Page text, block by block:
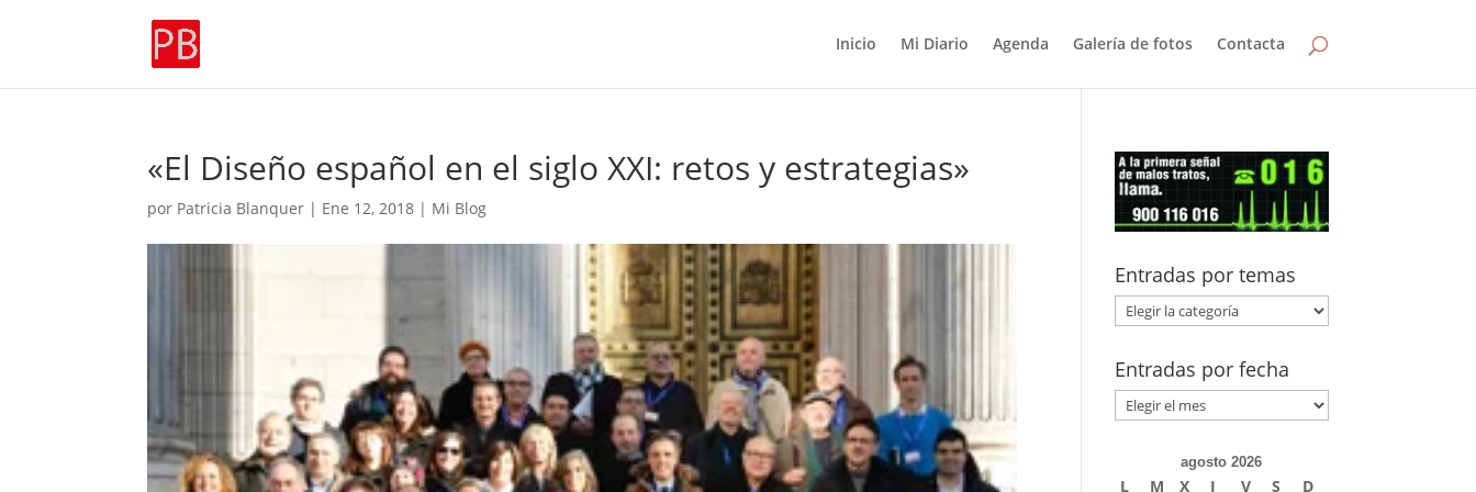
Inicio Mi Diario Agenda Galería de fotos Contacta
«El Diseño español en el siglo XXI: retos y estrategias»
por Patricia Blanquer | Ene 12, 2018 | Mi Blog
Entradas por temas
Entradas
por
temas
Entradas por fecha
Entradas
por
agosto 2026
L M X J V S D